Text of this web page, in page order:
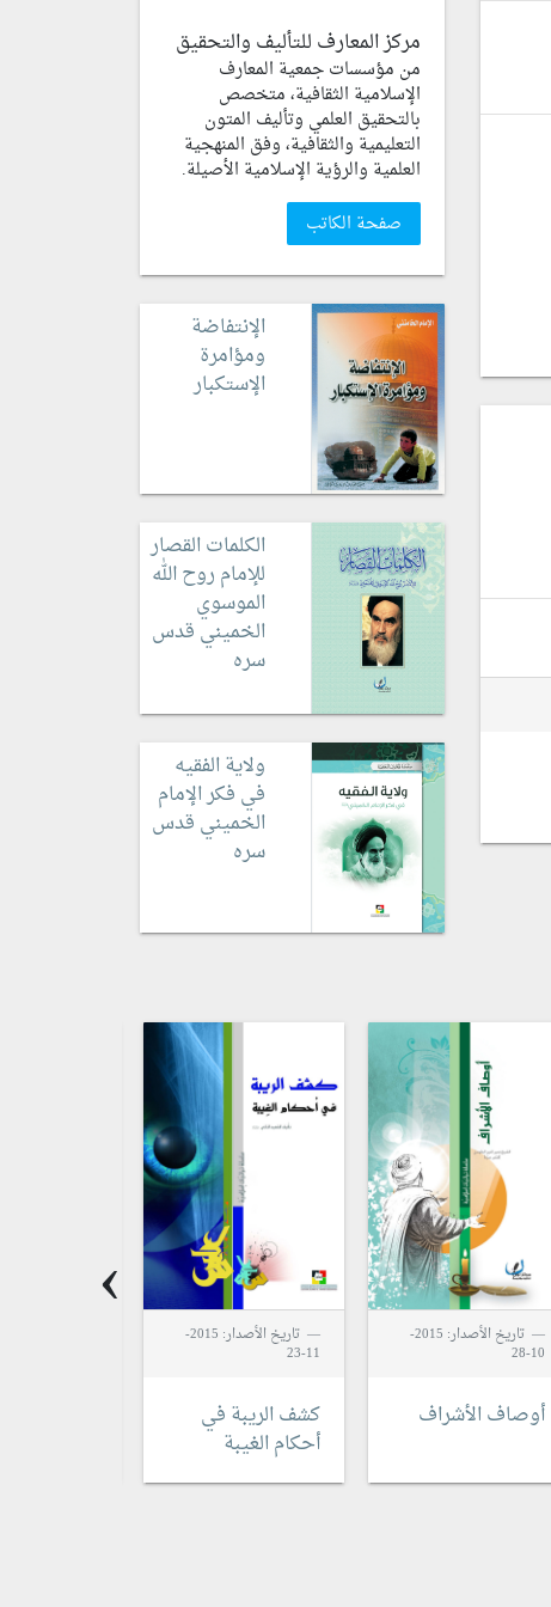
مركز المعارف للتأليف والتحقيق
من مؤسسات جمعية المعارف
الإسلامية الثقافية، متخصص
بالتحقيق العلمي وتأليف المتون
التعليمية والثقافية، وفق المنهجية
العلمية والرؤية الإسلامية الأصيلة.
صفحة الكاتب
الإنتفاضة
ومؤامرة
الإستكبار
الكلمات القصار
للإمام روح الله
الموسوي
الخميني قدس
سره
ولاية الفقيه
في فكر الإمام
الخميني قدس
سره
تاريخ الأصدار: 2015-
10-28
أوصاف الأشراف
تاريخ الأصدار: 2015-
11-23
كشف الريبة في
أحكام الغيبة
›